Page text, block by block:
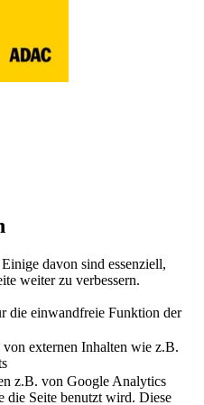
davon sind essenziell,
weiter zu verbessern.
die einwandfreie Funktion der
von externen Inhalten wie z.B.
z.B. von Google Analytics
die Seite benutzt wird. Diese